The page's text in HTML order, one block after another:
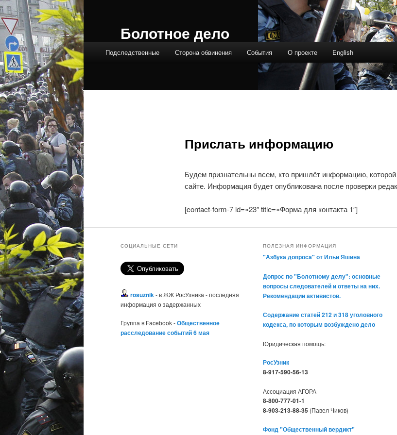
Болотное дело
Подследственные Сторона обвинения События О проекте English
Прислать информацию
Будем признательны всем, кто пришлёт информацию,
сайте. Информация будет опубликована после проверки
[contact-form-7 id=»23″ title=»Форма для контакта 1″]
СОЦИАЛЬНЫЕ СЕТИ
rosuznik- в ЖЖ РосУзника - последняя
информация о задержанных
Группа в Facebook -Общественное
расследование событий 6 мая
ПОЛЕЗНАЯ ИНФОРМАЦИЯ
"Азбука допроса" от Ильи Яшина
Допрос по "Болотному делу": основные
вопросы следователей и ответы на них.
Рекомендации активистов.
Содержание статей 212 и 318 уголовного
кодекса, по которым возбуждено дело
Юридическая помощь:
РосУзник
8-917-590-56-13
Ассоциация АГОРА
8-800-777-01-1
8-903-213-88-35 (Павел Чиков)
Фонд "Общественный вердикт"